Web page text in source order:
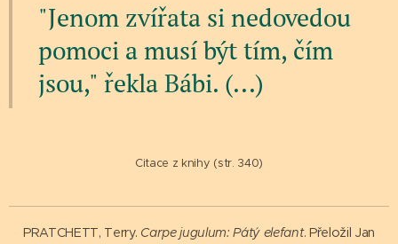
"Jenom zvířata si nedovedou
pomoci a musí být tím, čím
jsou," řekla Bábi. (...)
Citace z knihy (str. 340)
PRATCHETT, Terry. Carpe jugulum: Pátý elefant. Přeložil Jan